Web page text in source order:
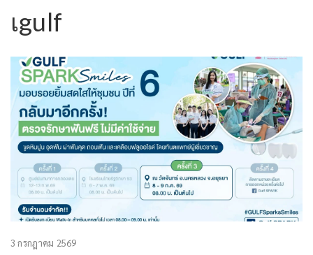
เgulf
3 กรกฎาคม 2569